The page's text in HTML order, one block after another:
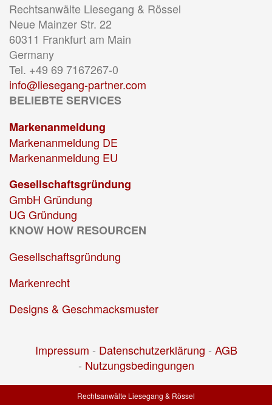
Rechtsanwälte Liesegang & Rössel
Neue Mainzer Str. 22
60311 Frankfurt am Main
Germany
Tel. +49 69 7167267-0
info@liesegang-partner.com
BELIEBTE SERVICES
Markenanmeldung
Markenanmeldung DE
Markenanmeldung EU
Gesellschaftsgründung
GmbH Gründung
UG Gründung
KNOW HOW RESOURCEN
Gesellschaftsgründung
Markenrecht
Designs & Geschmacksmuster
Impressum - Datenschutzerklärung - AGB
- Nutzungsbedingungen
Rechtsanwälte Liesegang & Rössel